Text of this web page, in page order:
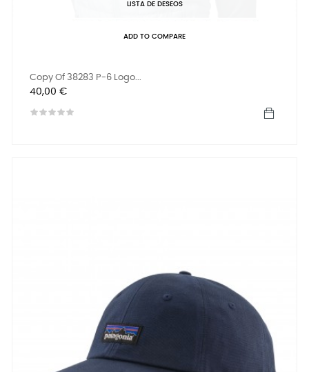
LISTA DE DESEOS
ADD TO COMPARE
Copy Of 38283 P-6 Logo...
Precio
40,00 €